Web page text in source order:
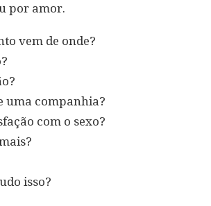
por amor.
vem de onde?
uma companhia?
com o sexo?
isso?